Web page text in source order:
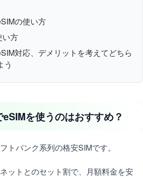
の使い方
い方
対応、デメリットを考えてどちら
う
を使うのはおすすめ？
トバンク系列の格安SIMです。
ットとのセット割で、月額料金を安